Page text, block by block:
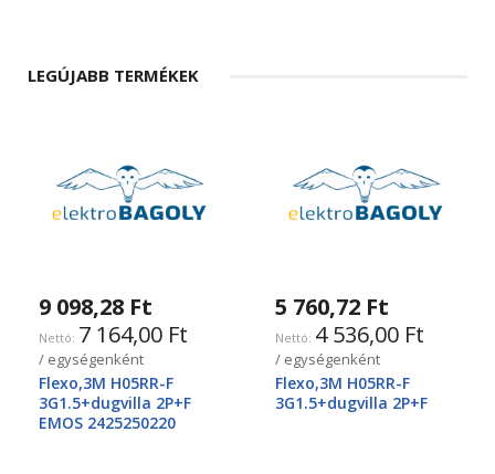
LEGÚJABB TERMÉKEK
9 098,28 Ft
7 164,00 Ft
/ egységenként
Flexo,3M H05RR-F
3G1.5+dugvilla 2P+F
EMOS 2425250220
5 760,72 Ft
4 536,00 Ft
/ egységenként
Flexo,3M H05RR-F
3G1.5+dugvilla 2P+F